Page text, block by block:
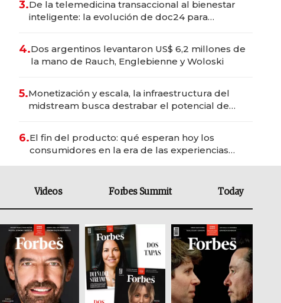
3.De la telemedicina transaccional al bienestar
inteligente: la evolución de doc24 para
4.Dos argentinos levantaron US$ 6,2 millones de
la mano de Rauch, Englebienne y Woloski
5.Monetización y escala, la infraestructura del
midstream busca destrabar el potencial de
6.El fin del producto: qué esperan hoy los
consumidores en la era de las experiencias
Videos Forbes Summit Today